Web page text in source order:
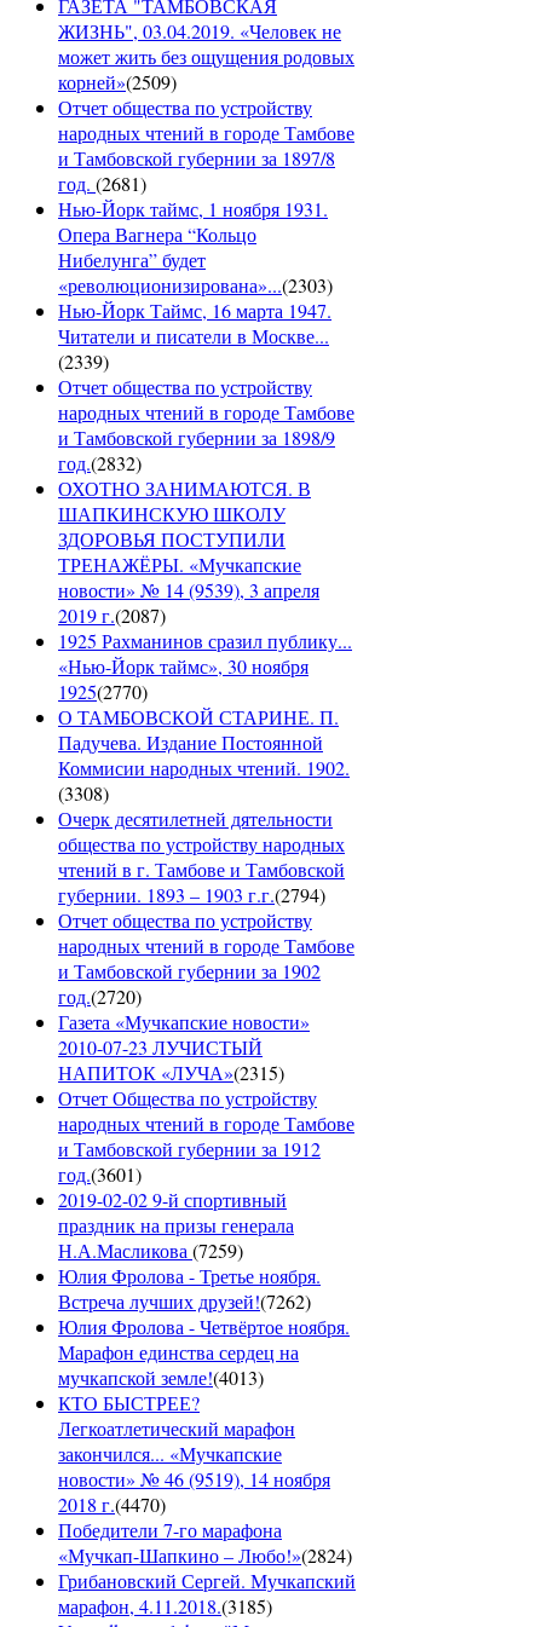
ГАЗЕТА "ТАМБОВСКАЯ
ЖИЗНЬ", 03.04.2019. «Человек не
может жить без ощущения родовых
корней»(2509)
Отчет общества по устройству
народных чтений в городе Тамбове
и Тамбовской губернии за 1897/8
год. (2681)
Нью-Йорк таймс, 1 ноября 1931.
Опера Вагнера “Кольцо
Нибелунга” будет
«революционизирована»...(2303)
Нью-Йорк Таймс, 16 марта 1947.
Читатели и писатели в Москве...
(2339)
Отчет общества по устройству
народных чтений в городе Тамбове
и Тамбовской губернии за 1898/9
год.(2832)
ОХОТНО ЗАНИМАЮТСЯ. В
ШАПКИНСКУЮ ШКОЛУ
ЗДОРОВЬЯ ПОСТУПИЛИ
ТРЕНАЖЁРЫ. «Мучкапские
новости» № 14 (9539), 3 апреля
2019 г.(2087)
1925 Рахманинов сразил публику...
«Нью-Йорк таймс», 30 ноября
1925(2770)
О ТАМБОВСКОЙ СТАРИНЕ. П.
Падучева. Издание Постоянной
Коммисии народных чтений. 1902.
(3308)
Очерк десятилетней дятельности
общества по устройству народных
чтений в г. Тамбове и Тамбовской
губернии. 1893 – 1903 г.г.(2794)
Отчет общества по устройству
народных чтений в городе Тамбове
и Тамбовской губернии за 1902
год.(2720)
Газета «Мучкапские новости»
2010-07-23 ЛУЧИСТЫЙ
НАПИТОК «ЛУЧА»(2315)
Отчет Общества по устройству
народных чтений в городе Тамбове
и Тамбовской губернии за 1912
год.(3601)
2019-02-02 9-й спортивный
праздник на призы генерала
Н.А.Масликова(7259)
Юлия Фролова - Третье ноября.
Встреча лучших друзей!(7262)
Юлия Фролова - Четвёртое ноября.
Марафон единства сердец на
мучкапской земле!(4013)
КТО БЫСТРЕЕ?
Легкоатлетический марафон
закончился... «Мучкапские
новости» № 46 (9519), 14 ноября
2018 г.(4470)
Победители 7-го марафона
«Мучкап-Шапкино – Любо!»(2824)
Грибановский Сергей. Мучкапский
марафон, 4.11.2018.(3185)